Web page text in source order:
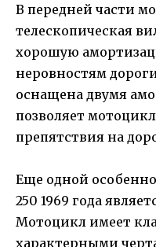
В передней части
телескопическая
хорошую
неровностям
оснащена двумя
позволяет
препятствия на
Еще одной
250 1969 года
Мотоцикл имеет
характерными